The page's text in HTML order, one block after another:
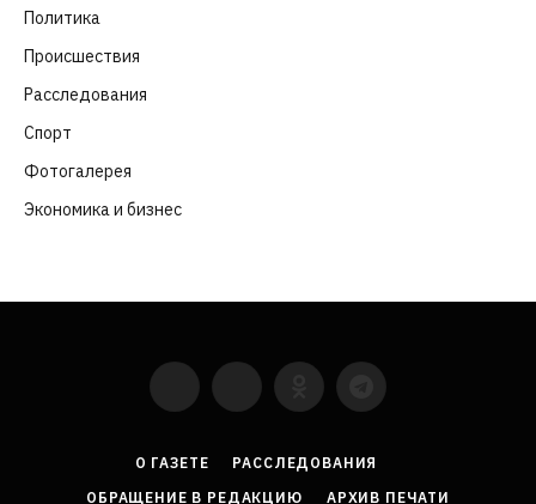
Политика
Происшествия
Расследования
Спорт
Фотогалерея
Экономика и бизнес
YouTubeVKontakte
LinkedInFlickr
О ГАЗЕТЕ
РАССЛЕДОВАНИЯ
ОБРАЩЕНИЕ В РЕДАКЦИЮ
АРХИВ ПЕЧАТИ